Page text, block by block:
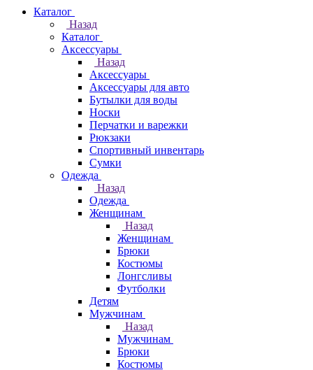
Каталог
Назад
Каталог
Аксессуары
Назад
Аксессуары
Аксессуары для авто
Бутылки для воды
Носки
Перчатки и варежки
Рюкзаки
Спортивный инвентарь
Сумки
Одежда
Назад
Одежда
Женщинам
Назад
Женщинам
Брюки
Костюмы
Лонгсливы
Футболки
Детям
Мужчинам
Назад
Мужчинам
Брюки
Костюмы